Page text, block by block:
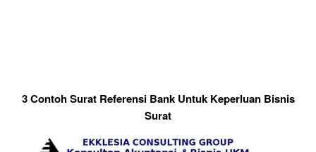
3 Contoh Surat Referensi Bank Untuk Keperluan Bisnis
Surat